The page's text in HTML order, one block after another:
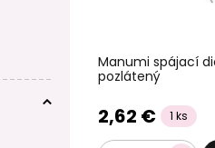
Manumi spájací
pozlátený
2,62 € 1 ks